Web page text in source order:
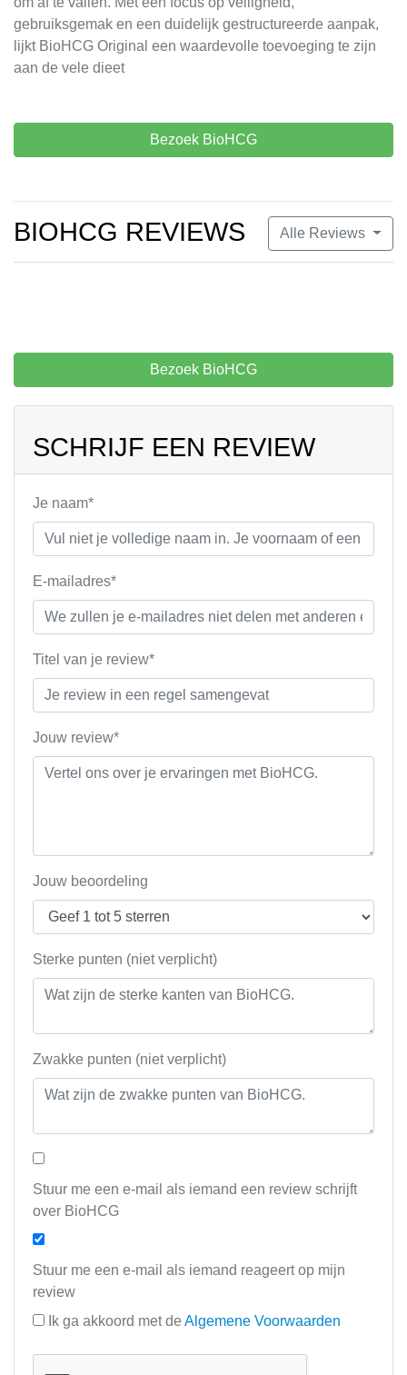
gebruiksgemak en een duidelijk gestructureerde aanpak,
lijkt BioHCG Original een waardevolle toevoeging te zijn
aan de vele dieet
Bezoek BioHCG
Alle Reviews
BIOHCG REVIEWS
Bezoek BioHCG
SCHRIJF EEN REVIEW
Je naam*
E-mailadres*
Titel van je review*
Jouw review*
Jouw beoordeling
Sterke punten (niet verplicht)
Zwakke punten (niet verplicht)
Stuur me een e-mail als iemand een review schrijft
over BioHCG
Stuur me een e-mail als iemand reageert op mijn
review
Ik ga akkoord met de Algemene Voorwaarden